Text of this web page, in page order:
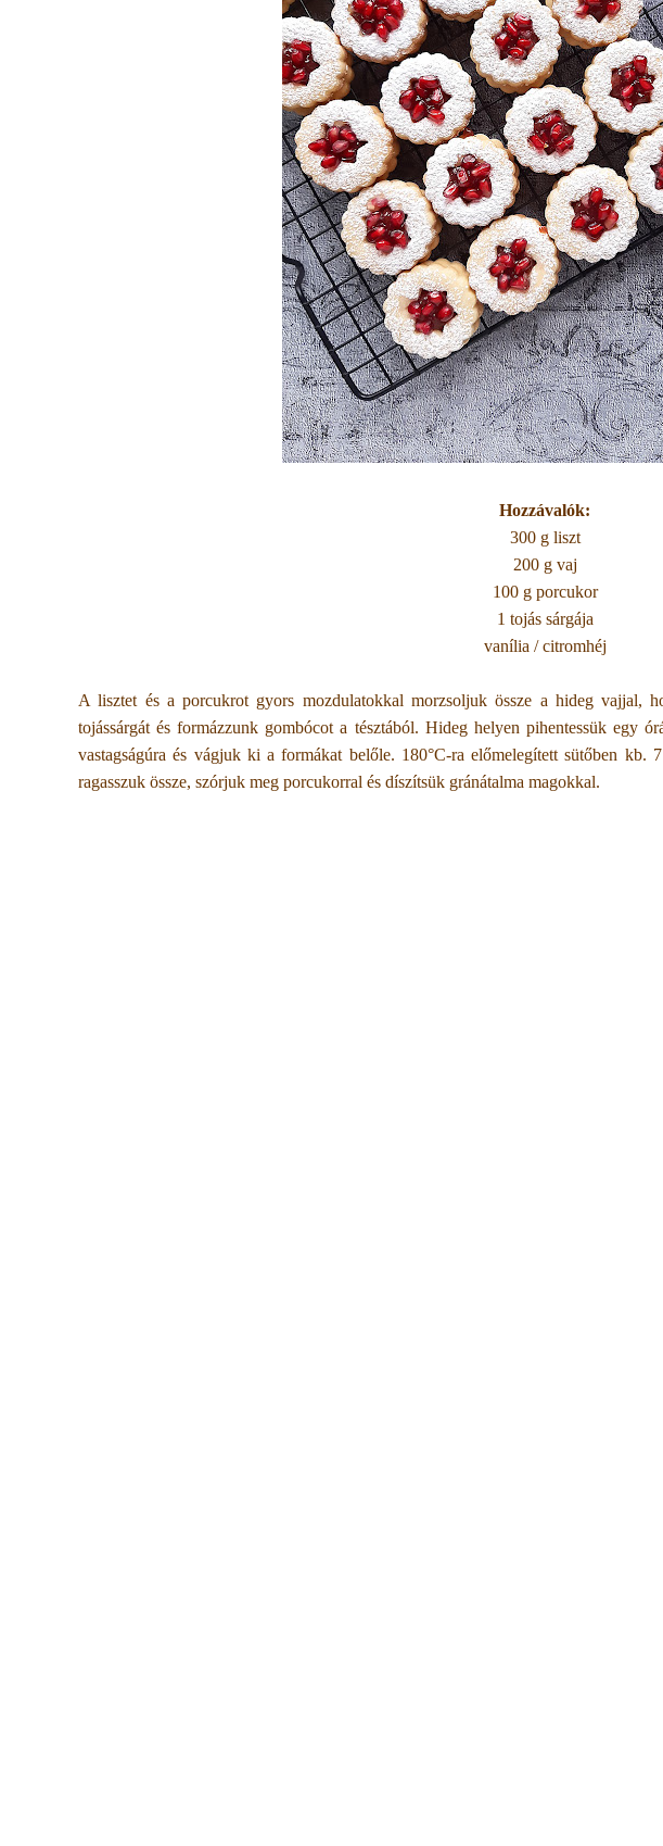
Hozzávalók:
300 g liszt
200 g vaj
100 g porcukor
1 tojás sárgája
vanília / citromhéj
A lisztet és a porcukrot gyors mozdulatokkal morzsoljuk össze a hideg
tojássárgát és formázzunk gombócot a tésztából. Hideg helyen pihentessük egy
vastagságúra és vágjuk ki a formákat belőle. 180°C-ra előmelegített sütőben
ragasszuk össze, szórjuk meg porcukorral és díszítsük gránátalma magokkal.